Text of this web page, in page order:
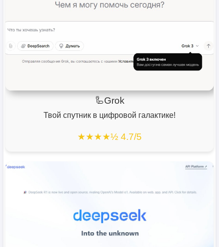
🦾Grok
Твой спутник в цифровой галактике!
★★★★½ 4.7/5